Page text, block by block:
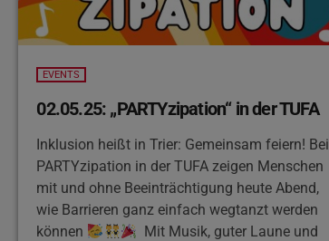
EVENTS
02.05.25: „PARTYzipation“ in der TUFA
Inklusion heißt in Trier: Gemeinsam feiern! Bei
PARTYzipation in der TUFA zeigen Menschen
mit und ohne Beeinträchtigung heute Abend,
wie Barrieren ganz einfach wegtanzt werden
können
Mit Musik, guter Laune und